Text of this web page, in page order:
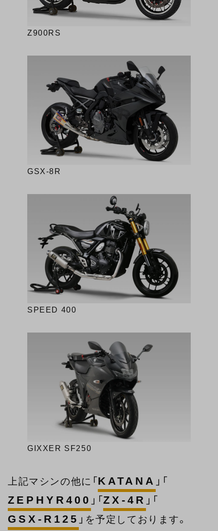
Z900RS
GSX-8R
SPEED 400
GIXXER SF250
上記マシンの他に「 KATANA 」「
ZEPHYR400 」「ZX-4R 」「
GSX-R125 」を予定しております。